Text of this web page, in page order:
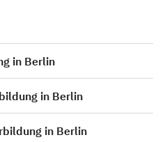
in Berlin
in Berlin
in Berlin